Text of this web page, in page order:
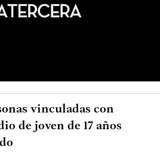
vinculadas con
de joven de 17 años